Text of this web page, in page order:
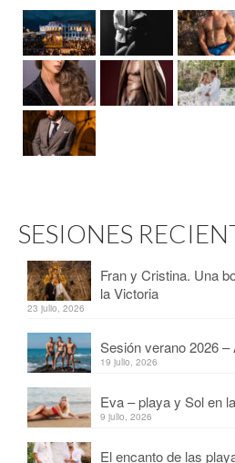
SESIONES
Fran y Cristina. Una
la Victoria
23 julio, 2026
Sesión verano 2026
19 julio, 2026
Eva – playa y Sol en
9 julio, 2026
El encanto de las